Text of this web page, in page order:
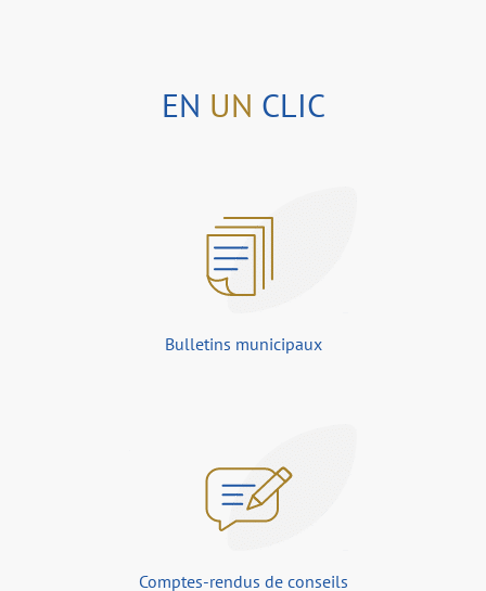
EN UN CLIC
Bulletins municipaux
Comptes-rendus de conseils